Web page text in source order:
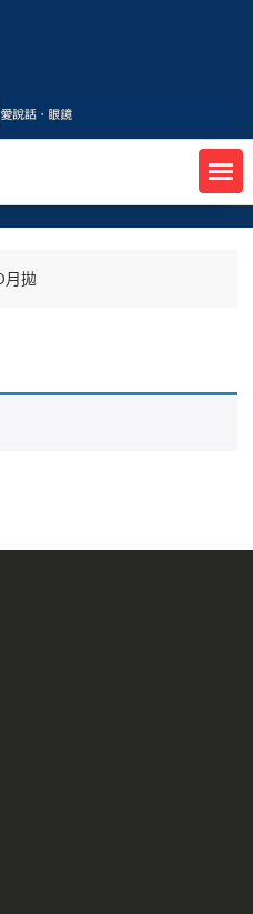
月拋